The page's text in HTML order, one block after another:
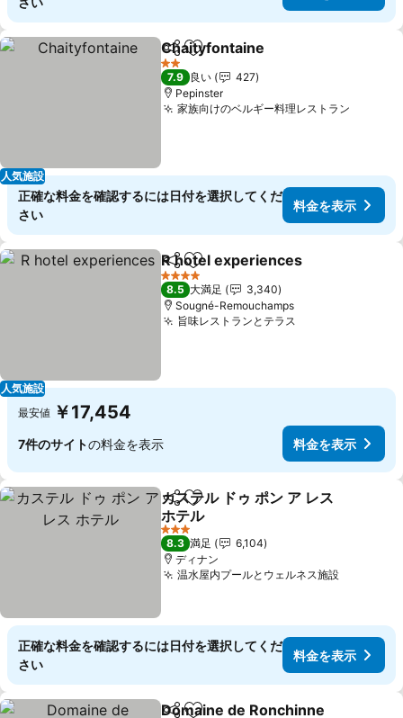
人気施設
シェアお気に入りに追加
Chaityfontaine
2 ホテルのランク
7.9 良い
427
Pepinster
家族向けのベルギー料理レストラン
正確な料金を確認するには日付を選択してくだ
さい
料金を表示
人気施設
シェアお気に入りに追加
R hotel experiences
4 ホテルのランク
8.5 大満足
3,340
Sougné-Remouchamps
旨味レストランとテラス
最安値 ￥17,454
7件のサイトの料金を表示 料金を表示
シェアお気に入りに追加
カステル ドゥ ポン ア レス
ホテル
料金を表示
3 ホテルのランク
8.3 満足
6,104
ディナン
温水屋内プールとウェルネス施設料金を表
正確な料金を確認するには日付を選択してくだ
さい
料金を表示
Domaine de Ronchinne